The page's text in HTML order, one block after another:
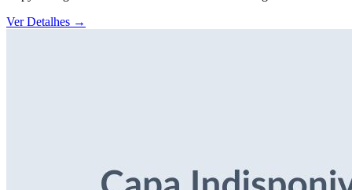
Ver Detalhes →